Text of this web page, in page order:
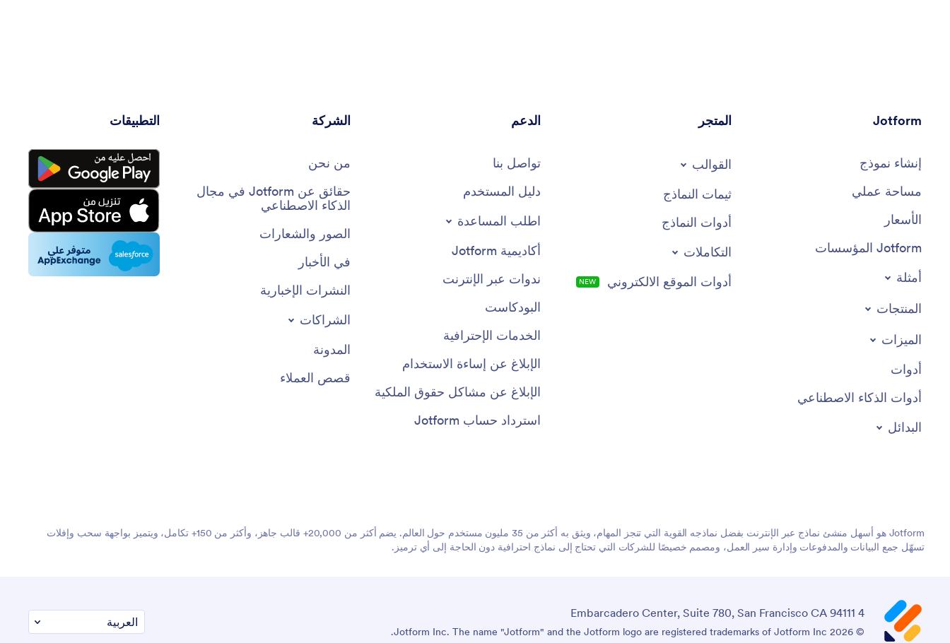
Jotform
إنشاء نموذج
مساحة عملي
الأسعار
Jotform المؤسسات
أمثلة
المنتجات
الميزات
أدوات
أدوات الذكاء الاصطناعي
البدائل
المتجر
القوالب
ثيمات النماذج
أدوات النماذج
التكاملات
أدوات الموقع الالكتروني
جديد
الدعم
تواصل بنا
دليل المستخدم
اطلب المساعدة
أكاديمية Jotform
ندوات عبر الإنترنت
البودكاست
الخدمات الإحترافية
الإبلاغ عن إساءة الاستخدام
الإبلاغ عن مشاكل حقوق الملكية
استرداد حساب Jotform
الشركة
من نحن
حقائق عن Jotform في مجال
الذكاء الاصطناعي
الصور والشعارات
في الأخبار
النشرات الإخبارية
الشراكات
المدونة
قصص العملاء
التطبيقات
Jotform هو أسهل منشئ نماذج عبر الإنترنت بفضل نماذجه القوية التي تنجز المهام، ويثق به أكثر من 35 مليون مستخدم حول العالم. يضم أكثر من 20,000+ قالب جاهز، وأكثر من 150+ تكامل، ويتميز بواجهة سحب وإفلات
تسهّل جمع البيانات والمدفوعات وإدارة سير العمل، ومصمم خصيصًا للشركات التي تحتاج إلى نماذج احترافية دون الحاجة إلى أي ترميز.
4 Embarcadero Center, Suite 780, San Francisco CA 94111
© 2026 Jotform Inc. اسم "Jotform" وشعار Jotform هما علامتان تجاريتان مسجلتان لشركة Jotform Inc.